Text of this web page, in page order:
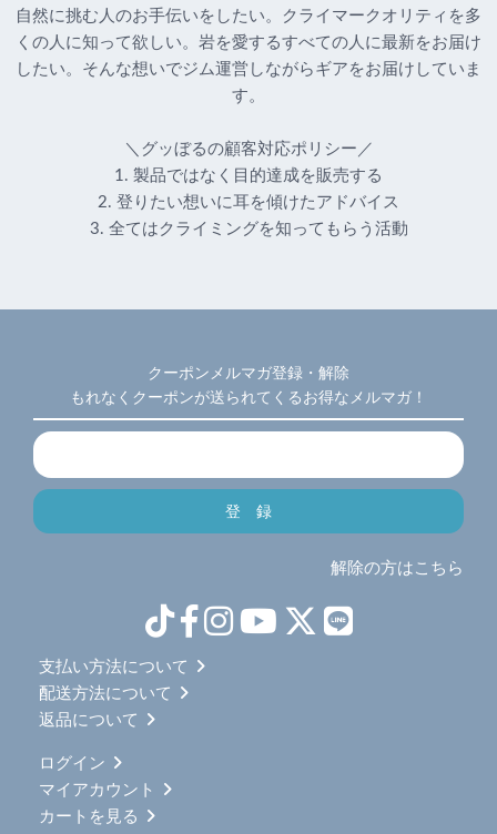
自然に挑む人のお手伝いをしたい。クライマークオリティを多
くの人に知って欲しい。岩を愛するすべての人に最新をお届け
したい。そんな想いでジム運営しながらギアをお届けしていま
す。
＼グッぼるの顧客対応ポリシー／
1. 製品ではなく目的達成を販売する
2. 登りたい想いに耳を傾けたアドバイス
3. 全てはクライミングを知ってもらう活動
クーポンメルマガ登録・解除
もれなくクーポンが送られてくるお得なメルマガ！
解除の方はこちら
支払い方法について
配送方法について
返品について
ログイン
マイアカウント
カートを見る